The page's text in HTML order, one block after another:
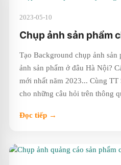
2023-05-10
Chụp ảnh sản phẩm
Tạo Background chụp ảnh sản
ảnh sản phẩm ở đâu Hà Nội?
mới nhất năm 2023... Cùng
cho những câu hỏi trên thông
Đọc tiếp →